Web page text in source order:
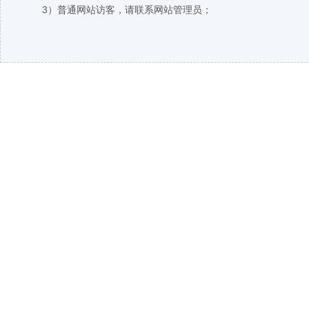
3）普通网站访客，请联系网站管理员；